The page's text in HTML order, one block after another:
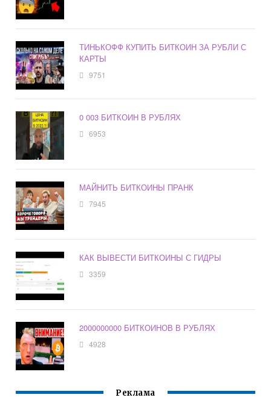
ТИНЬКОФФ КУПИТЬ БИТКОИН ЗА РУБЛИ С
КАРТЫ
9751
0 003 БИТКОИН В РУБЛЯХ
6953
МАЙНИТЬ БИТКОИНЫ ПРАНК
7945
КАК ВЫВЕСТИ БИТКОИНЫ С ГИДРЫ
3359
2000000000 БИТКОИНОВ В РУБЛЯХ
4928
Реклама